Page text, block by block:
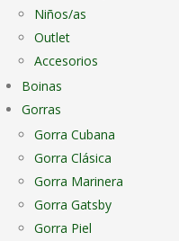
Niños/as
Outlet
Accesorios
Boinas
Gorras
Gorra Cubana
Gorra Clásica
Gorra Marinera
Gorra Gatsby
Gorra Piel